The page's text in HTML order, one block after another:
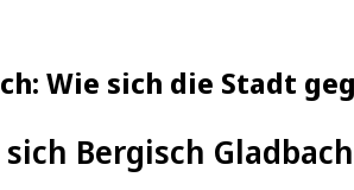
Wie sich die Stadt
Bergisch